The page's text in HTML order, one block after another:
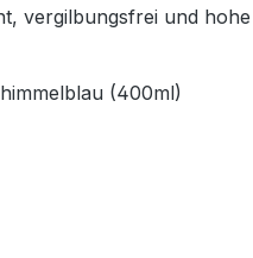
vergilbungsfrei und